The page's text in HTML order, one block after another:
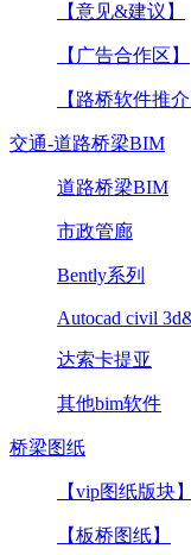
【意见&建议】
【广告合作区】
【路桥软件推介
交通-道路桥梁BIM
道路桥梁BIM
市政管廊
Bently系列
Autocad civil
达索卡提亚
其他bim软件
桥梁图纸
【vip图纸版块】
【板桥图纸】